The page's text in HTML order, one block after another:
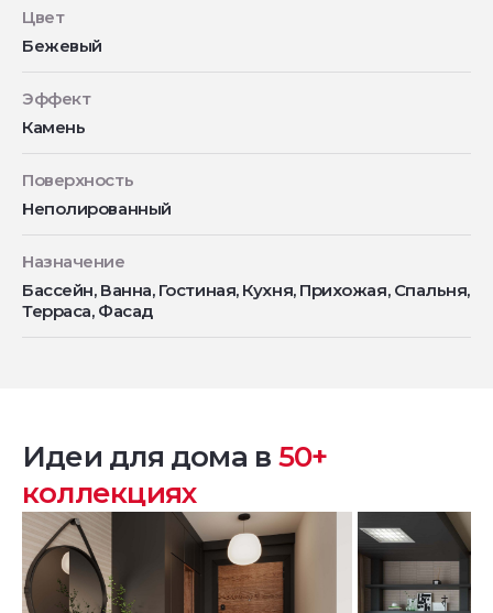
Цвет
Бежевый
Эффект
Камень
Поверхность
Неполированный
Назначение
Бассейн, Ванна, Гостиная, Кухня, Прихожая, Спальня,
Терраса, Фасад
Идеи для дома в 50+
коллекциях